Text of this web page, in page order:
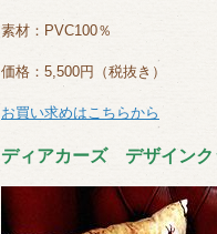
素材：PVC100％
価格：5,500円（税抜き）
お買い求めはこちらから
ディアカーズ デザイン